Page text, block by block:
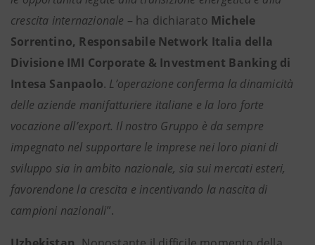
crescita internazionale – ha dichiarato Michele
Sorrentino, Responsabile Network Italia della
Divisione IMI Corporate & Investment Banking di
Intesa Sanpaolo. L’operazione conferma la dinamicità
delle aziende manifatturiere italiane e la loro forte
vocazione all’export. Il nostro Gruppo è da sempre
impegnato nel supportare le imprese nei loro piani di
sviluppo sia in ambito nazionale, sia sui mercati esteri,
favorendone la crescita e incentivando la nascita di
campioni nazionali”.